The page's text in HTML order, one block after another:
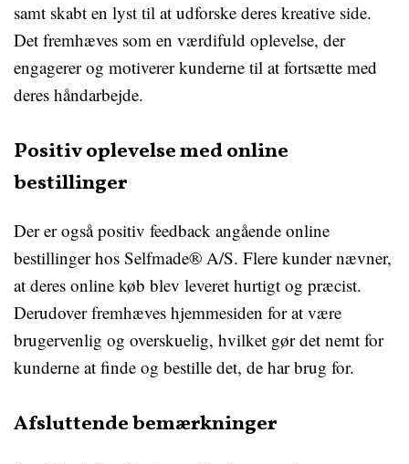
samt skabt en lyst til at udforske deres kreative side.
Det fremhæves som en værdifuld oplevelse, der
engagerer og motiverer kunderne til at fortsætte med
deres håndarbejde.
Positiv oplevelse med online
bestillinger
Der er også positiv feedback angående online
bestillinger hos Selfmade® A/S. Flere kunder nævner,
at deres online køb blev leveret hurtigt og præcist.
Derudover fremhæves hjemmesiden for at være
brugervenlig og overskuelig, hvilket gør det nemt for
kunderne at finde og bestille det, de har brug for.
Afsluttende bemærkninger